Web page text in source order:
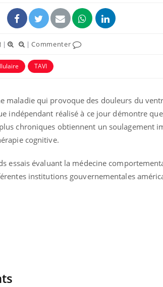
| |Commenter
TAVI
maladie qui provoque des douleurs du
indépendant réalisé à ce jour démontre
chroniques obtiennent un soulagement
cognitive.
essais évaluant la médecine
institutions gouvernementales
en fer : comprendre pour
Youtube
irritabilité, brouillard mental ou
Les symptômes de la
en fer sont multiples ce qui la rend
Youtube
osait en
En 2026,
reste